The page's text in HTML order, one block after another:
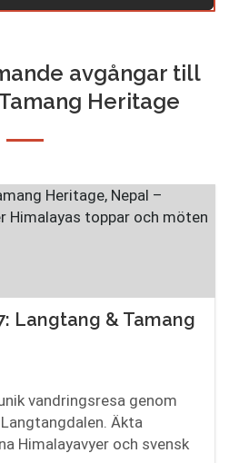
avgångar till
Heritage
Langtang & Tamang
vandringsresa genom
Äkta
Himalayavyer och svensk